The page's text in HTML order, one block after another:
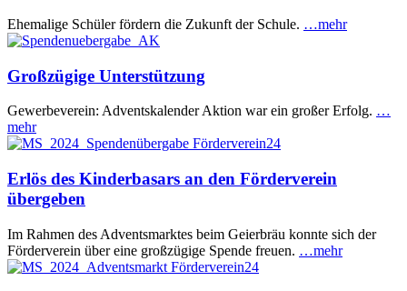
Ehemalige Schüler fördern die Zukunft der Schule. …mehr
Großzügige Unterstützung
Gewerbeverein: Adventskalender Aktion war ein großer Erfolg. …
mehr
Erlös des Kinderbasars an den Förderverein
übergeben
Im Rahmen des Adventsmarktes beim Geierbräu konnte sich der
Förderverein über eine großzügige Spende freuen. …mehr